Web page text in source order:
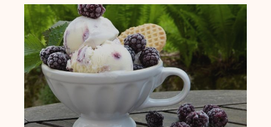
înregistrate...